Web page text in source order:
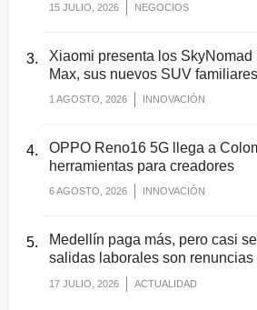
15 JULIO, 2026 NEGOCIOS
Xiaomi presenta los SkyNomad
Max, sus nuevos SUV familiares
1 AGOSTO, 2026 INNOVACIÓN
OPPO Reno16 5G llega a
herramientas para creadores
6 AGOSTO, 2026 INNOVACIÓN
Medellín paga más, pero casi
salidas laborales son
17 JULIO, 2026 ACTUALIDAD